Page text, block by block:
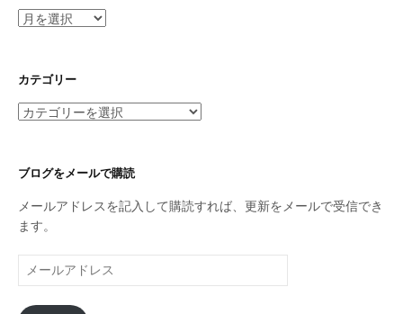
ア
イ
カテゴリー
カ
リ
ブログをメールで購読
メールアドレスを記入して購読すれば、更新をメールで受信でき
ます。
ー
ル